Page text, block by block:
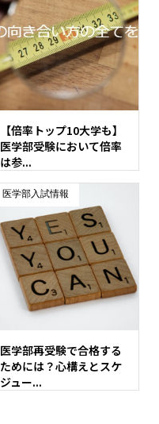
【倍率トップ10大学も】
医学部受験において倍率
は参...
医学部入試情報
医学部再受験で合格する
ためには？心構えとスケ
ジュー...